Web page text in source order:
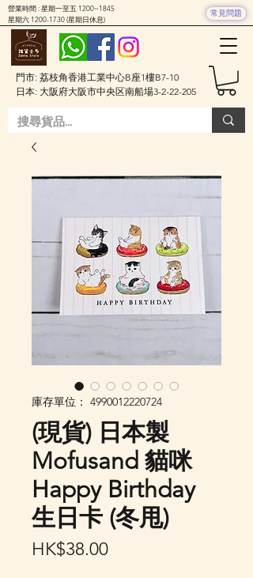
門市: 荔枝角香港工業中心B座1樓B7-10
日本: 大阪府大阪市中央区南船場3-2-22-205
營業時間 : 星期一至五 1200~1845
星期六 1200-1730(星期日休息)
常見問題
庫存單位： 4990012220724
(現貨) 日本製
Mofusand 貓咪
Happy Birthday
生日卡 (冬甩)
HK$38.00價